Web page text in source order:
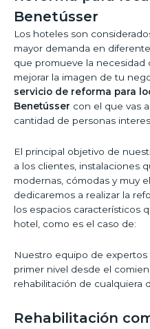
Benetússer
Los hoteles son
mayor demanda en
que promueve la necesidad
mejorar la imagen de tu
servicio de reforma para
Benetússer con el que vas
cantidad de personas
El principal objetivo de
a los clientes, instalaciones
modernas, cómodas y muy
dedicaremos a realizar la
los espacios característicos
hotel, como es el caso de:
Nuestro equipo de expertos
primer nivel desde el
rehabilitación de cualquiera
Rehabilitación